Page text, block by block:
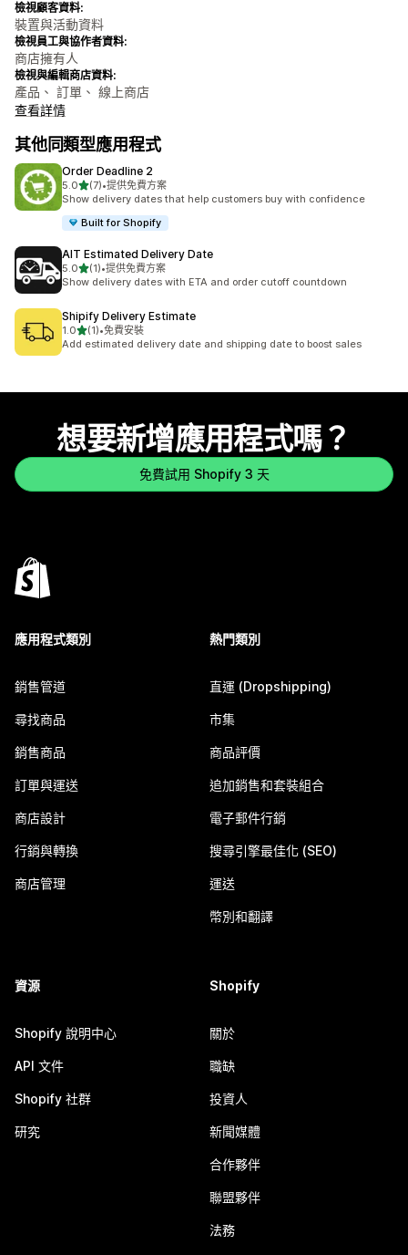
檢視顧客資料:
裝置與活動資料
檢視員工與協作者資料:
商店擁有人
檢視與編輯商店資料:
產品、 訂單、 線上商店
查看詳情
其他同類型應用程式
Order Deadline 2
5.0滿分 5 顆星
(7)
共有 7 則評價
•提供免費方案
Show delivery dates that help customers buy with confidence
Built for Shopify
AIT Estimated Delivery Date
5.0滿分 5 顆星
(1)
共有 1 則評價
•提供免費方案
Show delivery dates with ETA and order cutoff countdown
Shipify Delivery Estimate
1.0滿分 5 顆星
(1)
共有 1 則評價
•免費安裝
Add estimated delivery date and shipping date to boost sales
想要新增應用程式嗎？
免費試用 Shopify 3 天
應用程式類別
銷售管道
尋找商品
銷售商品
訂單與運送
商店設計
行銷與轉換
商店管理
熱門類別
直運 (Dropshipping)
市集
商品評價
追加銷售和套裝組合
電子郵件行銷
搜尋引擎最佳化 (SEO)
運送
幣別和翻譯
資源
Shopify 說明中心
API 文件
Shopify 社群
研究
Shopify
關於
職缺
投資人
新聞媒體
合作夥伴
聯盟夥伴
法務